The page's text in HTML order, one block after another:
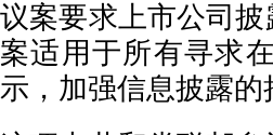
议案要求上市公司
案适用于所有寻求
示，加强信息披露